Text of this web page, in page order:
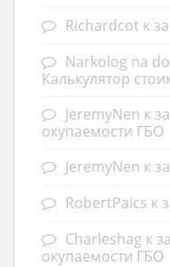
Richardcot к
Narkolog na
Калькулятор
JeremyNen к
окупаемости ГБО
JeremyNen к
RobertPaics к
Charleshag к
окупаемости ГБО